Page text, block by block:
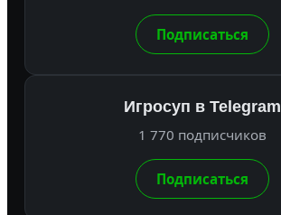
Подписаться
Игросуп в Telegram
1 770 подписчиков
Подписаться